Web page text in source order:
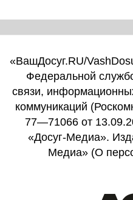
«ВашДосуг.RU/
Федеральной
связи,
коммуникаций
77—71066 от
«Досуг-Медиа».
Медиа» (О